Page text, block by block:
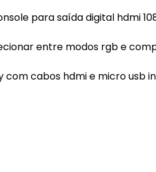
para saída digital hdmi
entre modos rgb e
cabos hdmi e micro usb